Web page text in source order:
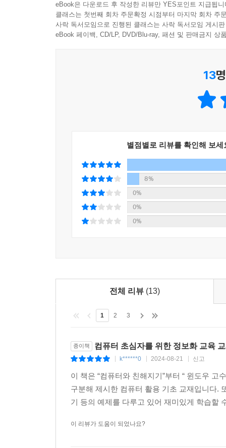
eBook은 다운로드 후 작성한 리뷰만 YES포인트 지급됩니
클래스는 첫번째 회차 주문확정 시점부터 마지막 회차 주
사락 독서모임으로 진행된 클래스는 사락 독서모임 게시
eBook 페이백, CD/LP, DVD/Blu-ray, 패션 및 판매금지 상
13
별점별로 리뷰를 확인해 보세
8%
0%
0%
0%
전체 리뷰 (13)
1 2 3
종이책 컴퓨터 초심자를 위한 정보화 교육
k******0 2024-08-21 신고
이 책은 “컴퓨터와 친해지기”부터 “ 윈도우
구분해 제시한 컴퓨터 활용 기초 교재입니다.
기 등의 예제를 다루고 있어 재미있게 학습할
이 리뷰가 도움이 되었나요?